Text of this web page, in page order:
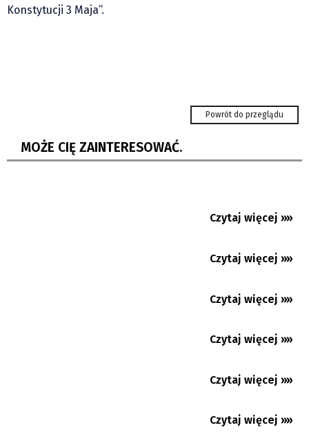
YouTube glos.live
Konstytucji 3 Maja”.
Powrót do przeglądu
MOŻE CIĘ ZAINTERESOWAĆ.
08.08.2026
Czytaj więcej »»
08.08.2026
Z nosem w książce: Stomatolog idzie w góry
Czytaj więcej »»
08.08.2026
Nydek: 450 lat kościółka św. Mikołaja.
Czytaj więcej »»
07.08.2026
Czytaj więcej »»
07.08.2026
Czytaj więcej »»
07.08.2026
Czytaj więcej »»
Utrudnienia w centrum Jabłonkowa.